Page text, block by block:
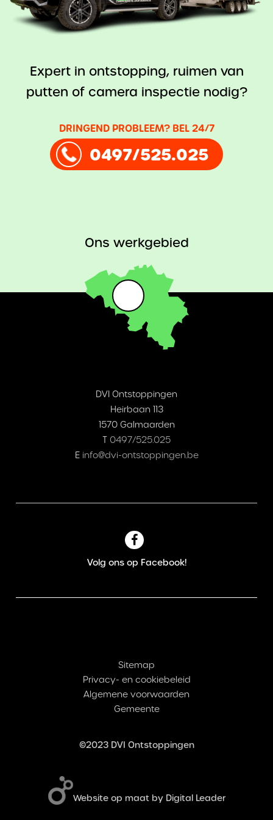
Expert in ontstopping, ruimen van
putten of camera inspectie nodig?
DRINGEND PROBLEEM? BEL 24/7
0497/525.025
DVI Ontstoppingen
Heirbaan 113
1570 Galmaarden
T 0497/525.025
E info@dvi-ontstoppingen.be
Volg ons op Facebook!
Ons werkgebied
©2023 DVI Ontstoppingen
Sitemap
Privacy- en cookiebeleid
Algemene voorwaarden
Gemeente
Website op maat by Digital Leader